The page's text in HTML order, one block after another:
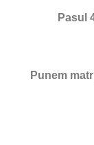
Pasul
Punem